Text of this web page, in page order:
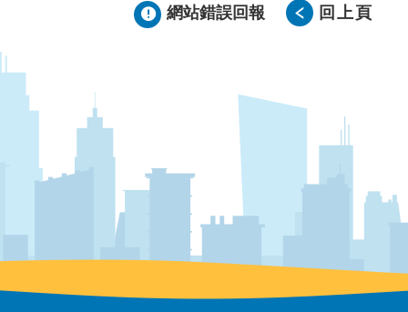
網站錯誤回報 回上頁